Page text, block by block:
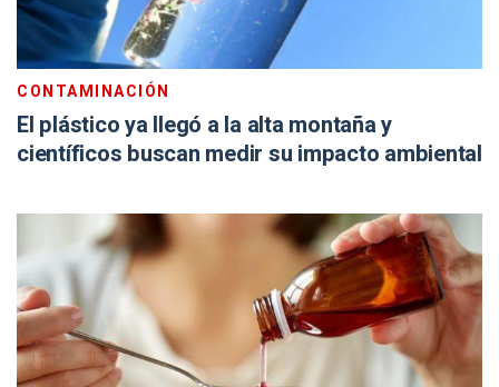
CONTAMINACIÓN
El plástico ya llegó a la alta montaña y
científicos buscan medir su impacto ambiental